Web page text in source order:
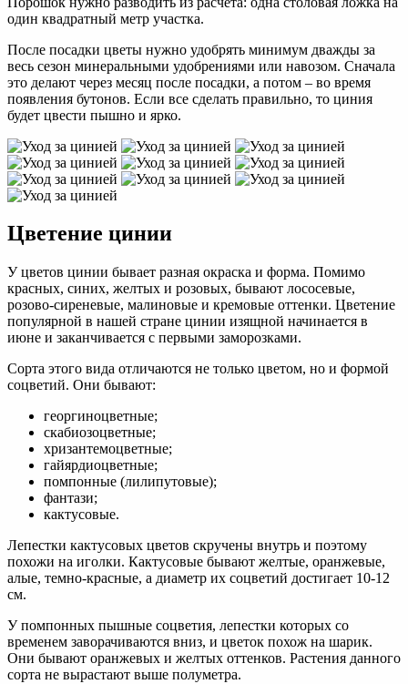
один квадратный метр участка.
После посадки цветы нужно удобрять минимум дважды за
весь сезон минеральными удобрениями или навозом. Сначала
это делают через месяц после посадки, а потом – во время
появления бутонов. Если все сделать правильно, то циния
будет цвести пышно и ярко.
Цветение цинии
У цветов цинии бывает разная окраска и форма. Помимо
красных, синих, желтых и розовых, бывают лососевые,
розово-сиреневые, малиновые и кремовые оттенки. Цветение
популярной в нашей стране цинии изящной начинается в
июне и заканчивается с первыми заморозками.
Сорта этого вида отличаются не только цветом, но и формой
соцветий. Они бывают:
георгиноцветные;
скабиозоцветные;
хризантемоцветные;
гайярдиоцветные;
помпонные (лилипутовые);
фантази;
кактусовые.
Лепестки кактусовых цветов скручены внутрь и поэтому
похожи на иголки. Кактусовые бывают желтые, оранжевые,
алые, темно-красные, а диаметр их соцветий достигает 10-12
см.
У помпонных пышные соцветия, лепестки которых со
временем заворачиваются вниз, и цветок похож на шарик.
Они бывают оранжевых и желтых оттенков. Растения данного
сорта не вырастают выше полуметра.